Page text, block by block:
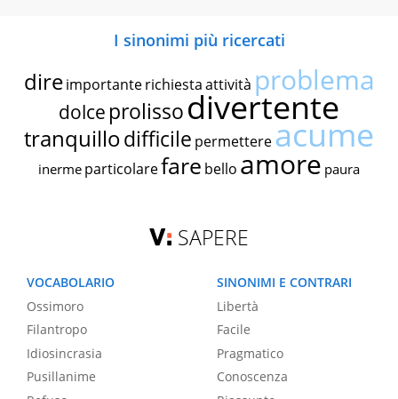
I sinonimi più ricercati
dire importante richiestaattività problema
dolce prolissodivertente
tranquillodifficile permettereacume
inerme particolarefare bello amore paura
SAPERE
VOCABOLARIO
Ossimoro
Filantropo
Idiosincrasia
Pusillanime
SINONIMI E CONTRARI
Libertà
Facile
Pragmatico
Conoscenza